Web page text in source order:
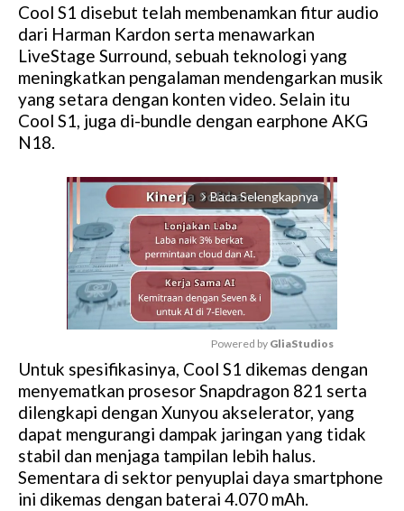
Cool S1 disebut telah membenamkan fitur audio
dari Harman Kardon serta menawarkan
LiveStage Surround, sebuah teknologi yang
meningkatkan pengalaman mendengarkan musik
yang setara dengan konten video. Selain itu
Cool S1, juga di-bundle dengan earphone AKG
N18.
arrow_forward_ios Baca Selengkapnya
M
u
t
e
Powered by GliaStudios
Untuk spesifikasinya, Cool S1 dikemas dengan
menyematkan prosesor Snapdragon 821 serta
dilengkapi dengan Xunyou akselerator, yang
dapat mengurangi dampak jaringan yang tidak
stabil dan menjaga tampilan lebih halus.
Sementara di sektor penyuplai daya smartphone
ini dikemas dengan baterai 4.070 mAh.